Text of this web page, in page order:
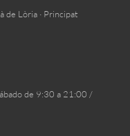
de Lòria · Principat
de 9:30 a 21:00 /